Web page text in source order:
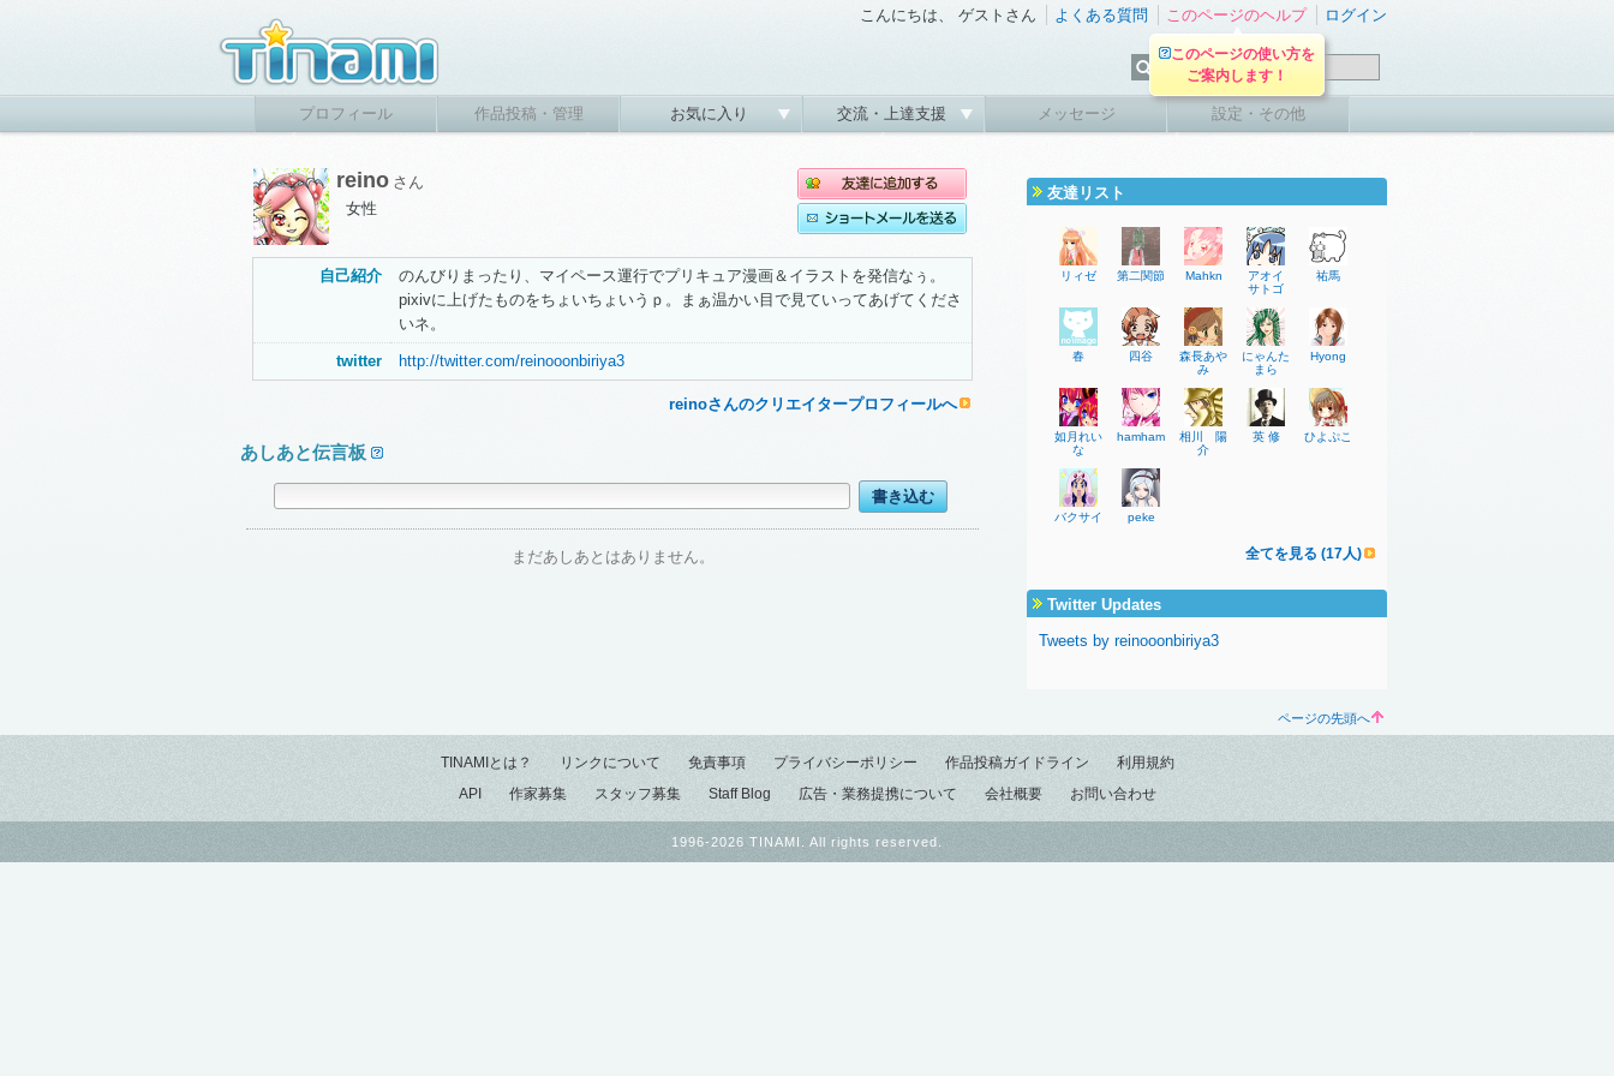
こんにちは、 ゲストさん よくある質問 このページのヘルプ ログイン
プロフィール 作品投稿・管理 お気に入り 交流・上達支援 メッセージ 設定・その他
reino さん
女性
自己紹介
のんびりまったり、マイペース運行でプリキュア漫画＆イラストを発信なぅ。
pixivに上げたものをちょいちょいうｐ。まぁ温かい目で見ていってあげてくださ
いネ。
twitter http://twitter.com/reinooonbiriya3
reinoさんのクリエイタープロフィールへ
あしあと伝言板
まだあしあとはありません。
友達リスト
リィゼ 第二関節 Mahkn
アオイ
サトゴ
祐馬
春 四谷
森長あや
み
にゃんた
まら
Hyong
如月れい
な
hamham
相川 陽
介
英 修 ひよぷこ
バクサイ peke
全てを見る (17人)
Twitter Updates
Tweets by reinooonbiriya3
ページの先頭へ
TINAMIとは？ リンクについて 免責事項 プライバシーポリシー 作品投稿ガイドライン
利用規約
API
作家募集 スタッフ募集 Staff Blog 広告・業務提携について 会社概要 お問い合わせ
1996-2026 TINAMI. All rights reserved.
このページの使い方を
ご案内します！